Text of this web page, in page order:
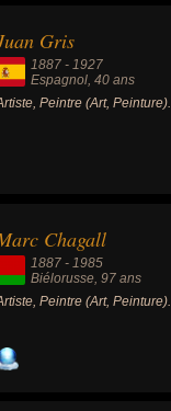
Gris
1887 - 1927
Espagnol, 40 ans
Peintre (Art, Peinture).
Chagall
1887 - 1985
Biélorusse , 97 ans
Peintre (Art, Peinture).